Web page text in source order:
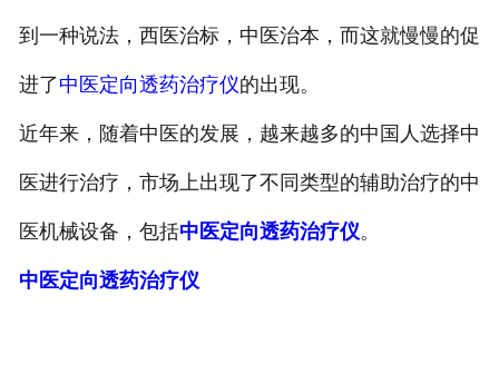
到一种说法，西医治标，中医治本，而这就慢慢的促
进了中医定向透药治疗仪的出现。
近年来，随着中医的发展，越来越多的中国人选择中
医进行治疗，市场上出现了不同类型的辅助治疗的中
医机械设备，包括中医定向透药治疗仪。
中医定向透药治疗仪